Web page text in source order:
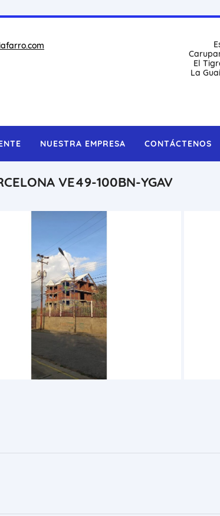
El
La
NUESTRA EMPRESA CONTÁCTENOS
VE49-100BN-YGAV